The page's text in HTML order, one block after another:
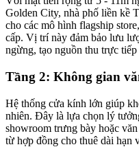
Golden City, nhà phố liền kề
cho các mô hình flagship
cấp. Vị trí này đảm bảo lưu
ngừng, tạo nguồn thu trực tiếp
Tầng 2: Không gian
Hệ thống cửa kính lớn giúp
nhiên. Đây là lựa chọn lý
showroom trưng bày hoặc
từ hợp đồng cho thuê dài hạn